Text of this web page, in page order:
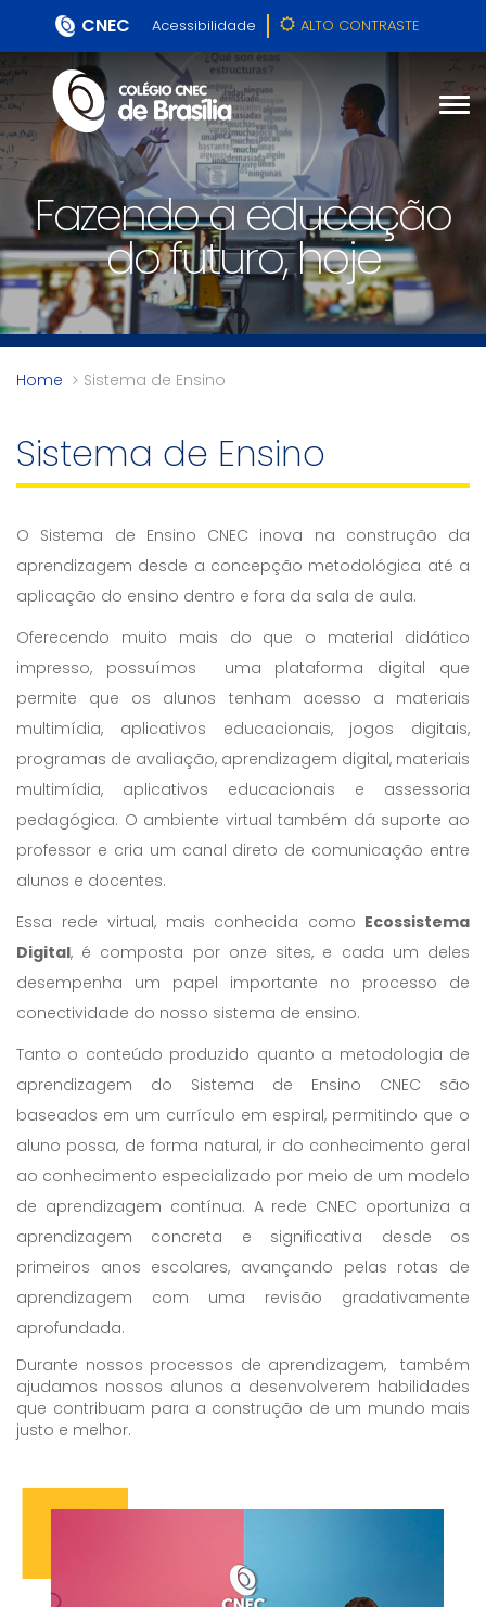
CNEC Acessibilidade ALTO CONTRASTE
Fazendo a educação
do futuro, hoje
Home Sistema de Ensino
Sistema de Ensino
O Sistema de Ensino CNEC inova na construção da
aprendizagem desde a concepção metodológica até a
aplicação do ensino dentro e fora da sala de aula.
Oferecendo muito mais do que o material didático
impresso, possuímos uma plataforma digital que
permite que os alunos tenham acesso a materiais
multimídia, aplicativos educacionais, jogos digitais,
programas de avaliação, aprendizagem digital, materiais
multimídia, aplicativos educacionais e assessoria
pedagógica. O ambiente virtual também dá suporte ao
professor e cria um canal direto de comunicação entre
alunos e docentes.
Essa rede virtual, mais conhecida como Ecossistema
Digital, é composta por onze sites, e cada um deles
desempenha um papel importante no processo de
conectividade do nosso sistema de ensino.
Tanto o conteúdo produzido quanto a metodologia de
aprendizagem do Sistema de Ensino CNEC são
baseados em um currículo em espiral, permitindo que o
aluno possa, de forma natural, ir do conhecimento geral
ao conhecimento especializado por meio de um modelo
de aprendizagem contínua. A rede CNEC oportuniza a
aprendizagem concreta e significativa desde os
primeiros anos escolares, avançando pelas rotas de
aprendizagem com uma revisão gradativamente
aprofundada.
Durante nossos processos de aprendizagem, também
ajudamos nossos alunos a desenvolverem habilidades
que contribuam para a construção de um mundo mais
justo e melhor.